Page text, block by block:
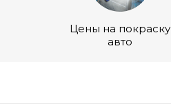
Цены на покраску
авто